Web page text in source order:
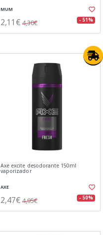
MUM
2,11€ 4,30€ - 51%
Axe excite desodorante 150ml
vaporizador
AXE
2,47€ 4,95€ - 50%